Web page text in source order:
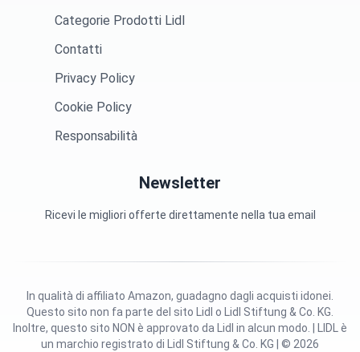
Categorie Prodotti Lidl
Contatti
Privacy Policy
Cookie Policy
Responsabilità
Newsletter
Ricevi le migliori offerte direttamente nella tua email
Questo sito non fa parte del sito Lidl o Lidl Stiftung & Co. KG.
Inoltre, questo sito NON è approvato da Lidl in alcun modo. | LIDL è
un marchio registrato di Lidl Stiftung & Co. KG | © 2026
In qualità di affiliato Amazon, guadagno dagli acquisti idonei.